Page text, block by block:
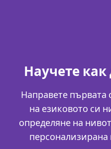
Научете
Направете първата
на езиковото си
определяне на
персонализирана